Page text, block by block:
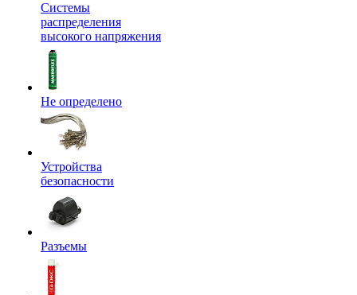
Системы
распределения
высокого напряжения
Не определено
Устройства
безопасности
Разъемы